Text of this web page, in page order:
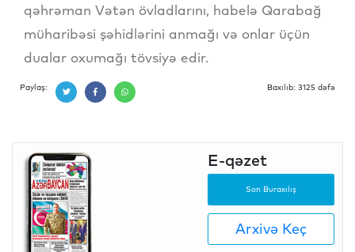
qəhrəman Vətən övladlarını, habelə Qarabağ
müharibəsi şəhidlərini anmağı və onlar üçün
dualar oxumağı tövsiyə edir.
Paylaş: Baxılıb: 3125 dəfə
E-qəzet
Son Buraxılış
Arxivə Keç